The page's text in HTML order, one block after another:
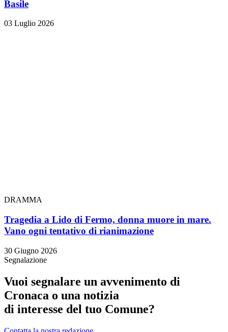
Basile
03 Luglio 2026
DRAMMA
Tragedia a Lido di Fermo, donna muore in mare.
Vano ogni tentativo di rianimazione
30 Giugno 2026
Segnalazione
Vuoi segnalare un avvenimento di
Cronaca o una notizia
di interesse del tuo Comune?